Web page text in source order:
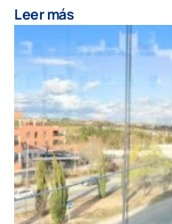
Leer más